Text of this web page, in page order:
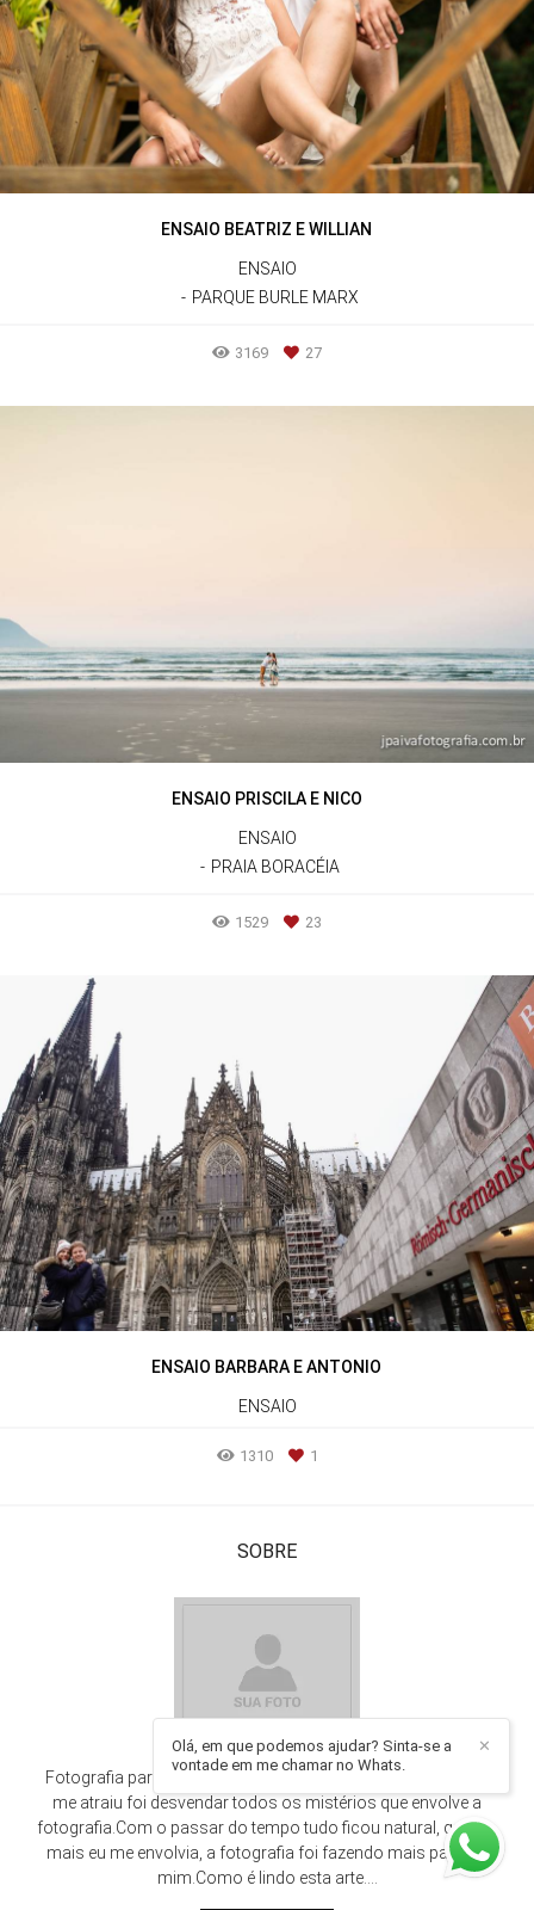
ENSAIO BEATRIZ E WILLIAN
ENSAIO
PARQUE BURLE MARX
3169 27
ENSAIO PRISCILA E NICO
ENSAIO
PRAIA BORACÉIA
1529 23
ENSAIO BARBARA E ANTONIO
ENSAIO
1310 1
SOBRE
Fotografia para mim sempre foi um desafio.No inicio o que
me atraiu foi desvendar todos os mistérios que envolve a
fotografia.Com o passar do tempo tudo ficou natural, quanto
mais eu me envolvia, a fotografia foi fazendo mais parte de
mim.Como é lindo esta arte....
✕
Olá, em que podemos ajudar? Sinta-se a
vontade em me chamar no Whats.